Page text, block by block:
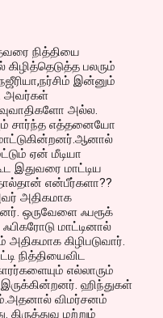
நித்தியை
கிழித்தெடுத்த பலரும்
இன்னும்
அவர்கள்
அல்ல.
சார்ந்த எத்தனையோ
ஏன் மீடியா
இதுவரை மாட்டிய
என்பீர்களா??
அதிகமாக
ஒருவேளை ஃபரூக்
மாட்டினால்
கிழிபடுவார்.
நித்தியைவிட
எல்லாரும்
ஹிந்துகள்
விமர்சனம்
கிருத்துவ மற்றும்